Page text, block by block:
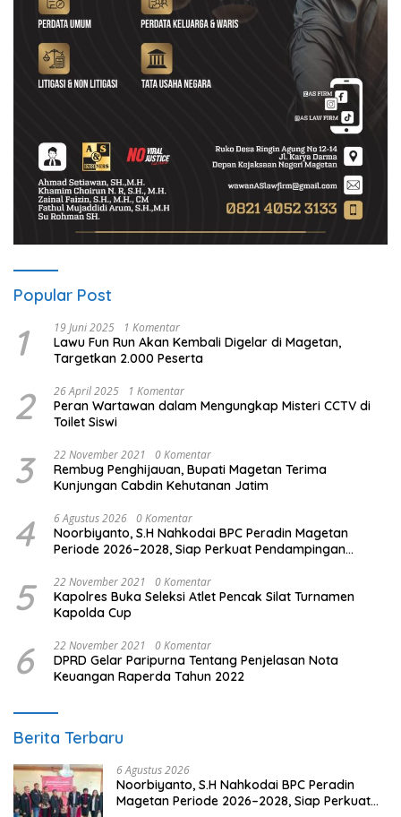
Popular Post
1 19 Juni 2025 1 Komentar
Lawu Fun Run Akan Kembali Digelar di Magetan,
Targetkan 2.000 Peserta
2 26 April 2025 1 Komentar
Peran Wartawan dalam Mengungkap Misteri CCTV di
Toilet Siswi
3 22 November 2021 0 Komentar
Rembug Penghijauan, Bupati Magetan Terima
Kunjungan Cabdin Kehutanan Jatim
4 6 Agustus 2026 0 Komentar
Noorbiyanto, S.H Nahkodai BPC Peradin Magetan
Periode 2026–2028, Siap Perkuat Pendampingan
5 22 November 2021 0 Komentar
Kapolres Buka Seleksi Atlet Pencak Silat Turnamen
Kapolda Cup
6 22 November 2021 0 Komentar
DPRD Gelar Paripurna Tentang Penjelasan Nota
Keuangan Raperda Tahun 2022
Berita Terbaru
6 Agustus 2026
Noorbiyanto, S.H Nahkodai BPC Peradin
Magetan Periode 2026–2028, Siap Perkuat